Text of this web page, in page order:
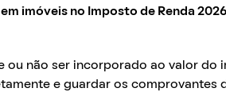
imóveis no Imposto de Renda 2026
ou não ser incorporado ao valor do
e guardar os comprovantes